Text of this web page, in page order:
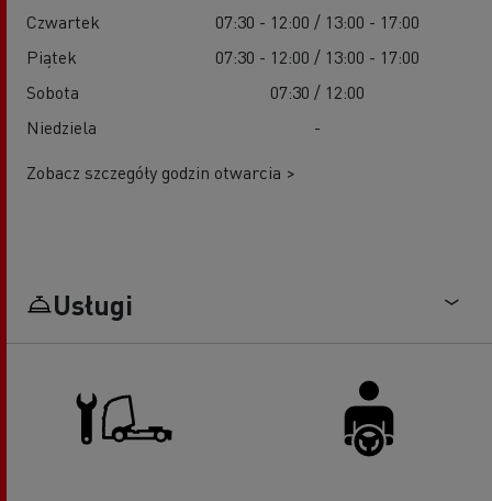
Czwartek
07:30 - 12:00 / 13:00 - 17:00
Piątek
07:30 - 12:00 / 13:00 - 17:00
Sobota
07:30 / 12:00
Niedziela
-
Zobacz szczegóły godzin otwarcia >
Usługi